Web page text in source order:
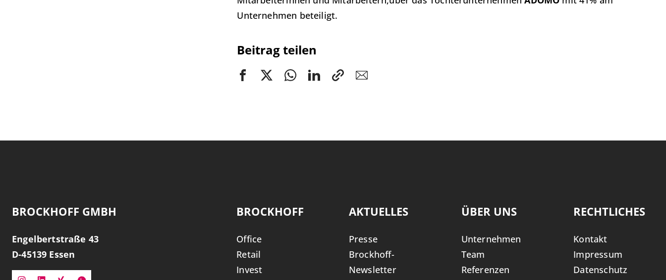
Unternehmen beteiligt.
Beitrag teilen
BROCKHOFF GMBH
Engelbertstraße 43
D-45139 Essen
BROCKHOFF
Office
Retail
Invest
AKTUELLES
Presse
Brockhoff-
Newsletter
ÜBER UNS
Unternehmen
Team
Referenzen
RECHTLICHES
Kontakt
Impressum
Datenschutz